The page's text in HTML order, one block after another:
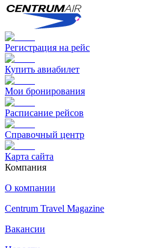
Регистрация на рейс
Купить авиабилет
Мои бронирования
Расписание рейсов
Справочный центр
Карта сайта
Компания
О компании
Centrum Travel Magazine
Вакансии